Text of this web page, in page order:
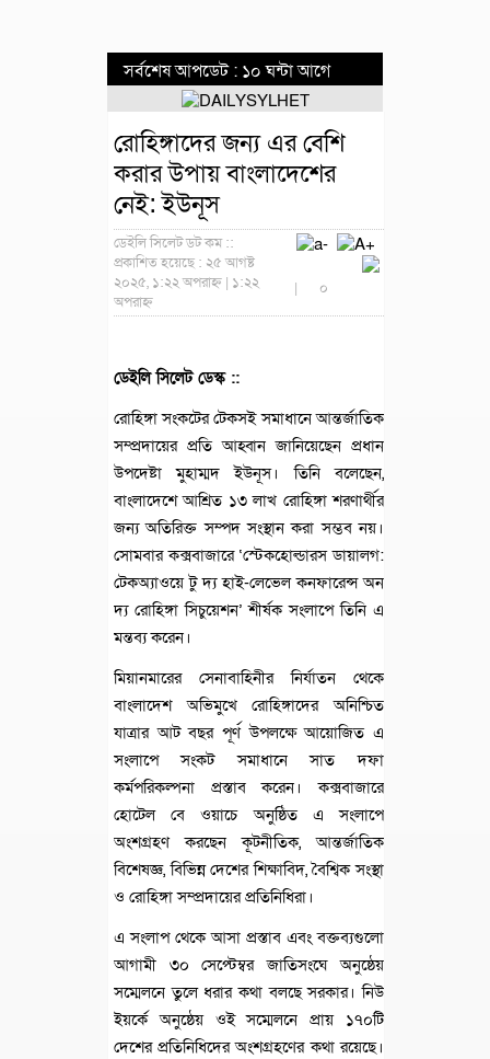
সর্বশেষ আপডেট : ১০ ঘন্টা আগে
রোহিঙ্গাদের জন্য এর বেশি
করার উপায় বাংলাদেশের
নেই: ইউনূস
ডেইলি সিলেট ডট কম ::
প্রকাশিত হয়েছে : ২৫ আগষ্ট
২০২৫, ১:২২ অপরাহ্ন | ১:২২
অপরাহ্ন
| ০
ডেইলি সিলেট ডেস্ক ::
রোহিঙ্গা সংকটের টেকসই সমাধানে আন্তর্জাতিক
সম্প্রদায়ের প্রতি আহ্বান জানিয়েছেন প্রধান
উপদেষ্টা মুহাম্মদ ইউনূস। তিনি বলেছেন,
বাংলাদেশে আশ্রিত ১৩ লাখ রোহিঙ্গা শরণার্থীর
জন্য অতিরিক্ত সম্পদ সংস্থান করা সম্ভব নয়।
সোমবার কক্সবাজারে ‘স্টেকহোল্ডারস ডায়ালগ:
টেকঅ্যাওয়ে টু দ্য হাই-লেভেল কনফারেন্স অন
দ্য রোহিঙ্গা সিচুয়েশন’ শীর্ষক সংলাপে তিনি এ
মন্তব্য করেন।
মিয়ানমারের সেনাবাহিনীর নির্যাতন থেকে
বাংলাদেশ অভিমুখে রোহিঙ্গাদের অনিশ্চিত
যাত্রার আট বছর পূর্ণ উপলক্ষে আয়োজিত এ
সংলাপে সংকট সমাধানে সাত দফা
কর্মপরিকল্পনা প্রস্তাব করেন। কক্সবাজারে
হোটেল বে ওয়াচে অনুষ্ঠিত এ সংলাপে
অংশগ্রহণ করছেন কূটনীতিক, আন্তর্জাতিক
বিশেষজ্ঞ, বিভিন্ন দেশের শিক্ষাবিদ, বৈশ্বিক সংস্থা
ও রোহিঙ্গা সম্প্রদায়ের প্রতিনিধিরা।
এ সংলাপ থেকে আসা প্রস্তাব এবং বক্তব্যগুলো
আগামী ৩০ সেপ্টেম্বর জাতিসংঘে অনুষ্ঠেয়
সম্মেলনে তুলে ধরার কথা বলছে সরকার। নিউ
ইয়র্কে অনুষ্ঠেয় ওই সম্মেলনে প্রায় ১৭০টি
দেশের প্রতিনিধিদের অংশগ্রহণের কথা রয়েছে।